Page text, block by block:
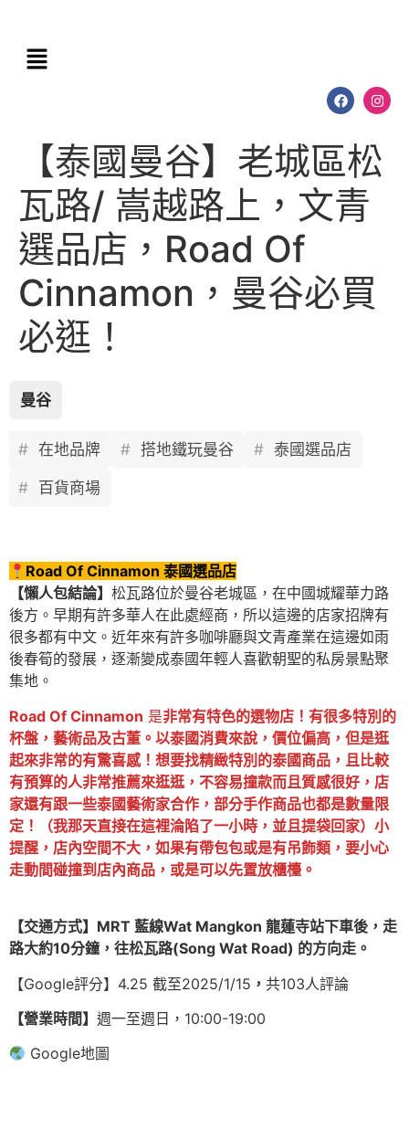
【泰國曼谷】老城區松
瓦路/ 嵩越路上，文青
選品店，Road Of
Cinnamon，曼谷必買
必逛！
曼谷
在地品牌 搭地鐵玩曼谷 泰國選品店
百貨商場
Road Of Cinnamon 泰國選品店
【懶人包結論】 松瓦路位於曼谷老城區，在中國城耀華力路
後方。早期有許多華人在此處經商，所以這邊的店家招牌有
很多都有中文。近年來有許多咖啡廳與文青產業在這邊如雨
後春筍的發展，逐漸變成泰國年輕人喜歡朝聖的私房景點聚
集地。
Road Of Cinnamon 是非常有特色的選物店！有很多特別的
杯盤，藝術品及古董。以泰國消費來說，價位偏高，但是逛
起來非常的有驚喜感！想要找精緻特別的泰國商品，且 比較
有預算的人非常推薦來逛逛，不容易撞款而且質感很好，店
家還有跟一些泰國藝術家合作，部分手作商品也都是數量限
定！
（我那天直接在這裡淪陷了一小時，並且提袋回家） 小
提醒，店內空間不大，如果有帶包包或是有吊飾類，要小心
走動間碰撞到店內商品，或是可以先置放櫃檯。
【交通方式】MRT 藍線Wat Mangkon 龍蓮寺站下車後，走
路大約10分鐘，往松瓦路(Song Wat Road) 的方向走。
【Google評分】4.25 截至2025/1/15 ， 共103人評論
【營業時間】 週一至週日，10:00-19:00
Google地圖